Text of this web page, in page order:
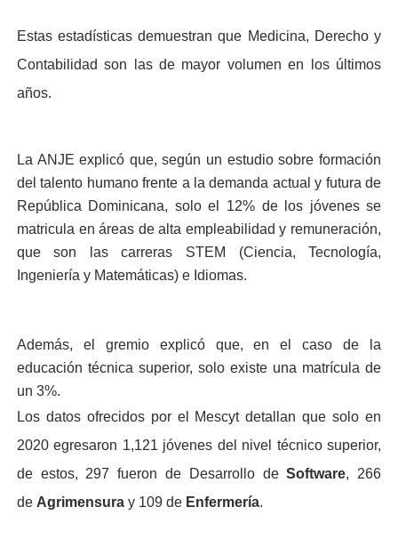
Estas estadísticas demuestran que Medicina, Derecho y
Contabilidad son las de mayor volumen en los últimos
años.
La ANJE explicó que, según un estudio sobre formación
del talento humano frente a la demanda actual y futura de
República Dominicana, solo el 12% de los jóvenes se
matricula en áreas de alta empleabilidad y remuneración,
que son las carreras STEM (Ciencia, Tecnología,
Ingeniería y Matemáticas) e Idiomas.
Además, el gremio explicó que, en el caso de la
educación técnica superior, solo existe una matrícula de
un 3%.
Los datos ofrecidos por el Mescyt detallan que solo en
2020 egresaron 1,121 jóvenes del nivel técnico superior,
de estos, 297 fueron de Desarrollo deSoftware, 266
de Agrimensura y 109 de Enfermería.